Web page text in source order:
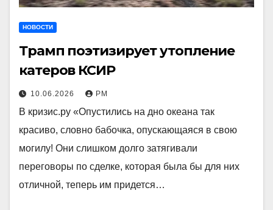
НОВОСТИ
Трамп поэтизирует утопление
катеров КСИР
10.06.2026 РМ
В кризис.ру «Опустились на дно океана так
красиво, словно бабочка, опускающаяся в свою
могилу! Они слишком долго затягивали
переговоры по сделке, которая была бы для них
отличной, теперь им придется…